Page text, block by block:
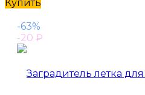
Купить
-63%
-20 ₽